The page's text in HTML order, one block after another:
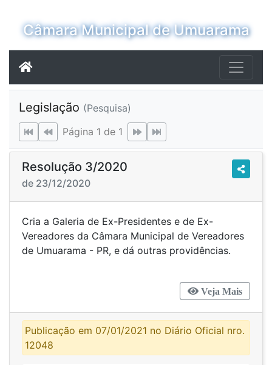
Câmara Municipal de Umuarama
Legislação (Pesquisa)
Página 1 de 1
Resolução 3/2020
de 23/12/2020
Cria a Galeria de Ex-Presidentes e de Ex-
Vereadores da Câmara Municipal de Vereadores
de Umuarama - PR, e dá outras providências.
Veja Mais
Publicação em 07/01/2021 no Diário Oficial nro.
12048